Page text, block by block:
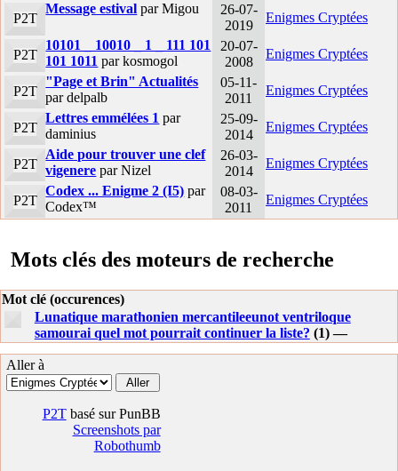
P2T
Message estival par Migou
26-07-
2019
Enigmes Cryptées
P2T
10101 _ 10010 _ 1 _ 111 101
101 1011 par kosmogol
20-07-
2008
Enigmes Cryptées
P2T
"Page et Brin" Actualités
par delpalb
05-11-
2011
Enigmes Cryptées
P2T
Lettres emmélées 1 par
daminius
25-09-
2014
Enigmes Cryptées
P2T
Aide pour trouver une clef
vigenere par Nizel
26-03-
2014
Enigmes Cryptées
P2T
Codex ... Enigme 2 (I5) par
Codex™
08-03-
2011
Enigmes Cryptées
Mots clés des moteurs de recherche
Mot clé (occurences)
Lunatique marathonien mercantileeunot ventriloque
samourai quel mot pourrait continuer la liste? (1) —
Aller à
P2Tbasé sur PunBB
Screenshots par
Robothumb